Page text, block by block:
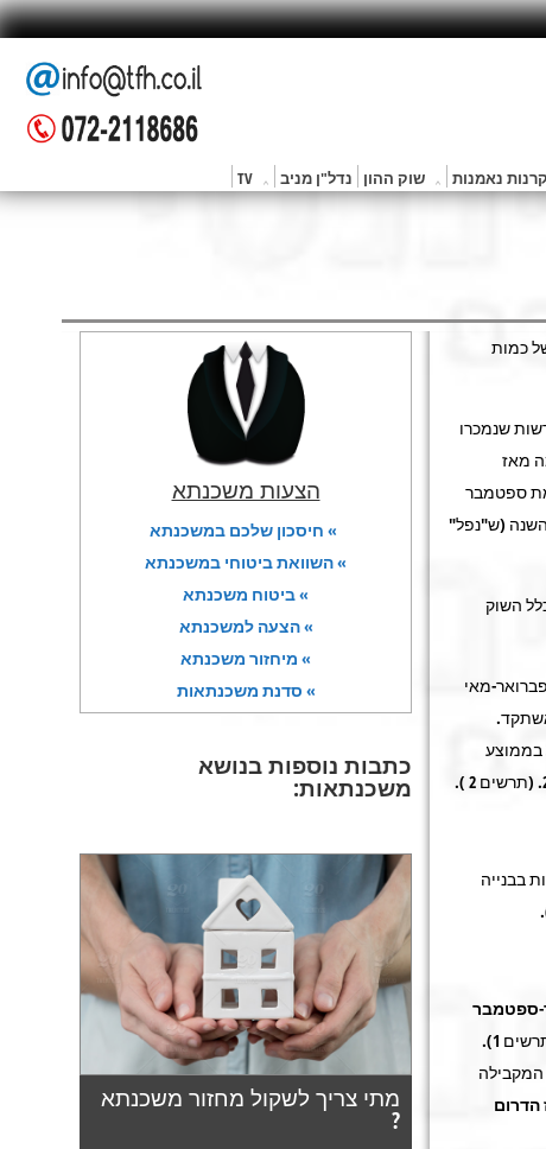
קרנות נאמנות שוק ההון נדל"ן מניב TV
הצעות משכנתא
» חיסכון שלכם במשכנתא
» השוואת ביטוחי במשכנתא
» ביטוח משכנתא
» הצעה למשכנתא
» מיחזור משכנתא
» סדנת משכנתאות
כתבות נוספות בנושא
משכנתאות:
מתי צריך לשקול מחזור משכנתא
?
כמות
כ-2,190 יחידות, מתוכן כ-1,050 דירות חדשות שנמכרו
מאז
לדירות חדשות בספטמבר היו קטנים ב-30% לעומת ספטמבר
נציין, חל ראש השנה (ש"נפל"
את כמות הדירות החדשות בשוק בלבד, אשר מהווים כ 20% מכלל השוק
(פברואר-מאי
אשתקד.
עולה, שחלה ירידה של 3.8% בממוצע
דירות בבנייה
ספטמבר
, בהתאמה (לוח 3 ותרשים 1).
הדרום